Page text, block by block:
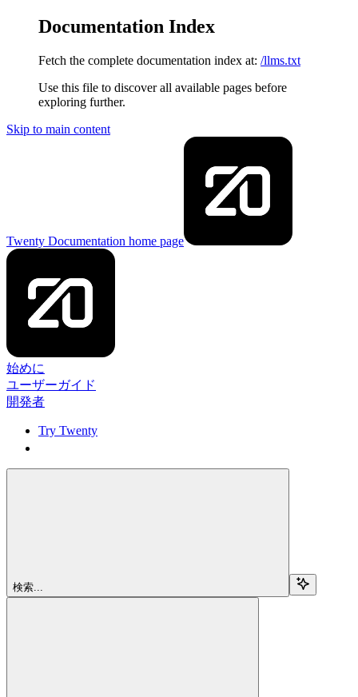
Documentation Index
Fetch the complete documentation index at: /llms.txt
Use this file to discover all available pages before
exploring further.
Skip to main content
Twenty Documentation home page
始めに
ユーザーガイド
開発者
Try Twenty
検索...